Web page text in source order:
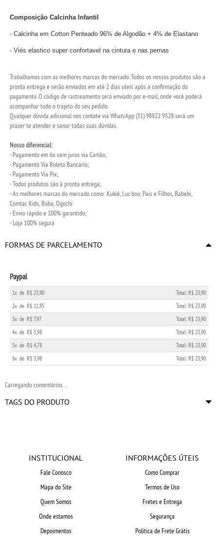
Composição Calcinha Infantil
- Calcinha em Cotton Penteado 96% de Algodão + 4% de Elastano
- Viés elastico super confortavel na cintura e nas pernas
Trabalhamos com as melhores marcas do mercado. Todos os nossos produtos são a
pronta entrega e serão enviados em até 2 dias uteis após a confirmação do
pagamento. O código de rastreamento será enviado por e-mail, onde você poderá
acompanhar todo o trajeto do seu pedido.
Qualquer dúvida adicional nos contate via WhatsApp (31) 98822 9528 será um
prazer te atender e sanar todas suas dúvidas.
Nosso diferencial:
- Pagamento em 6x sem juros via Cartão;
- Pagamento Via Boleto Bancário;
- Pagamento Via Pix;
- Todos produtos são à pronta entrega;
- As melhores marcas do mercado como: Kukiê, Luc.boo, Pais e Filhos, Babebi,
Comtac Kids, Buba, Ogochi
- Envio rápido e 100% garantido;
- Loja 100% segura
FORMAS DE PARCELAMENTO
Paypal
1x de R$ 23,90
Total: R$ 23,90
2x de R$ 11,95
Total: R$ 23,90
3x de R$ 7,97
Total: R$ 23,90
4x de R$ 5,98
Total: R$ 23,90
5x de R$ 4,78
Total: R$ 23,90
6x de R$ 3,98 Total: R$ 23,90
Carregando comentários ...
TAGS DO PRODUTO
INSTITUCIONAL
Fale Conosco
Mapa do Site
Quem Somos
Onde estamos
Depoimentos
INFORMAÇÕES ÚTEIS
Como Comprar
Termos de Uso
Fretes e Entrega
Segurança
Politica de Frete Grátis